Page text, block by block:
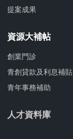
提案成果
資源大補帖
創業門診
青創貸款及利息補貼
青年事務補助
人才資料庫